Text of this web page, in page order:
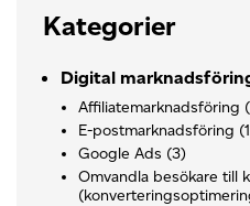
Kategorier
Digital
Affiliatemarknadsföring
E-postmarknadsföring
Google Ads (3)
Omvandla besökare till